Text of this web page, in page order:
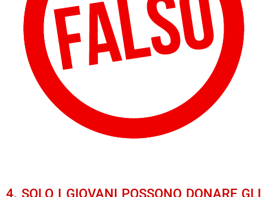
4. SOLO I GIOVANI POSSONO DONARE GLI